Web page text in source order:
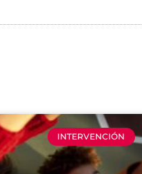
INTERVENCIÓN